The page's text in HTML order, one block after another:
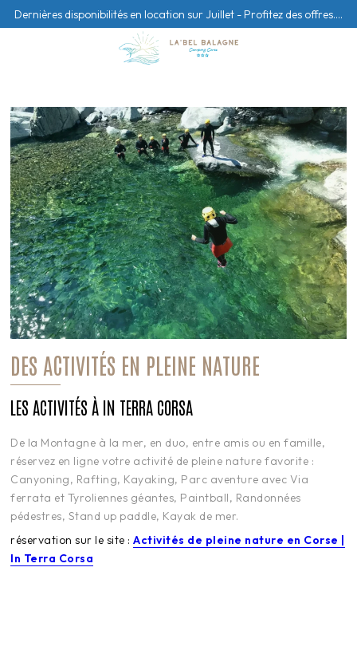
Dernières disponibilités en location sur Juillet - Profitez des offres....
DES ACTIVITÉS EN PLEINE NATURE
LES ACTIVITÉS À IN TERRA CORSA
De la Montagne à la mer, en duo, entre amis ou en famille,
réservez en ligne votre activité de pleine nature favorite :
Canyoning, Rafting, Kayaking, Parc aventure avec Via
ferrata et Tyroliennes géantes, Paintball, Randonnées
pédestres, Stand up paddle, Kayak de mer.
réservation sur le site :Activités de pleine nature en Corse |
In Terra Corsa